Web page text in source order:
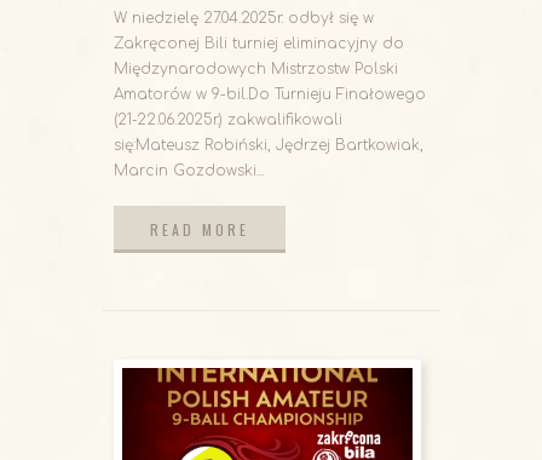
W niedzielę 27.04.2025r. odbył się w
Zakręconej Bili turniej eliminacyjny do
Międzynarodowych Mistrzostw Polski
Amatorów w 9-bil.Do Turnieju Finałowego
(21-22.06.2025r.) zakwalifikowali
się:Mateusz Robiński, Jędrzej Bartkowiak,
Marcin Gozdowski...
READ MORE